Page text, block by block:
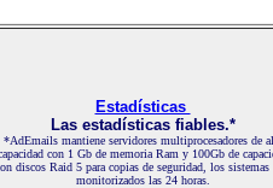
Estadísticas
Las estadísticas fiables.*
*AdEmails mantiene servidores multiprocesadores de
con 1 Gb de memoria Ram y 100Gb de
discos Raid 5 para copias de seguridad, los sistemas
monitorizados las 24 horas.